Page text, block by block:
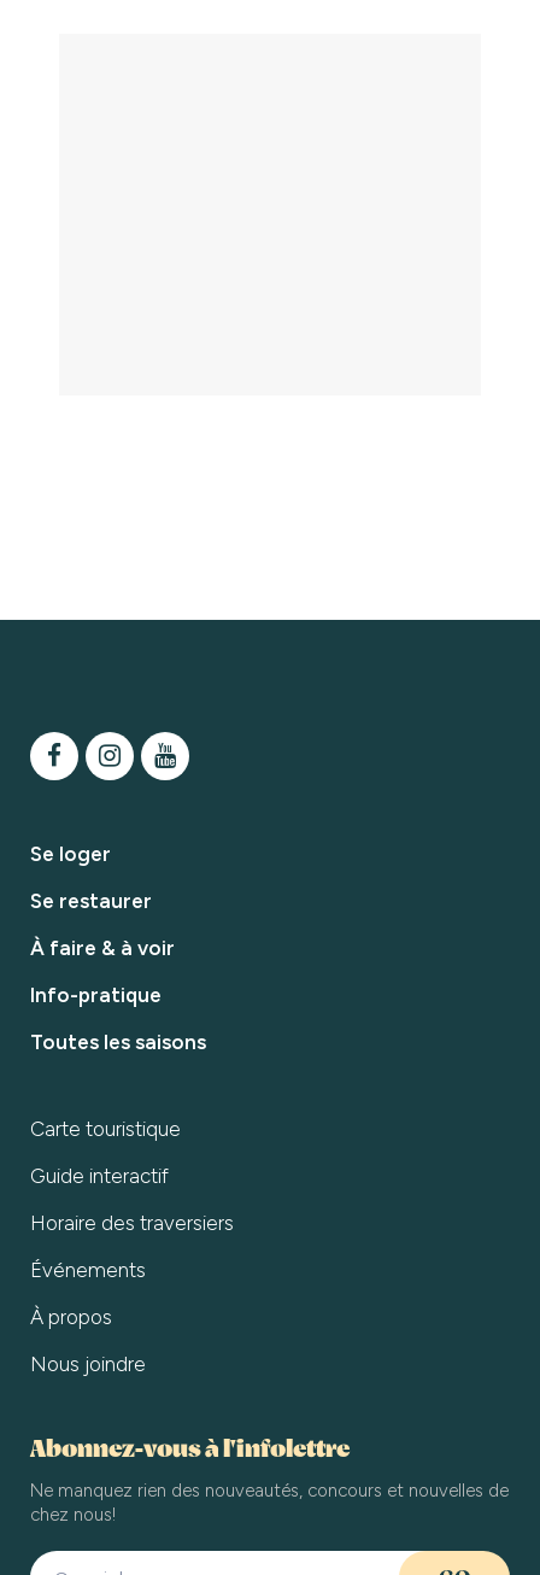
Se loger
Se restaurer
À faire & à voir
Info-pratique
Toutes les saisons
Carte touristique
Guide interactif
Horaire des traversiers
Événements
À propos
Nous joindre
Abonnez-vous à l'infolettre
Ne manquez rien des nouveautés, concours et nouvelles de
chez nous!